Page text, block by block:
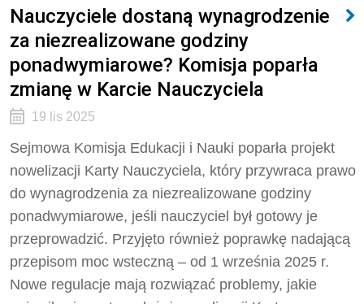
Nauczyciele dostaną wynagrodzenie
za niezrealizowane godziny
ponadwymiarowe? Komisja poparła
zmianę w Karcie Nauczyciela
19 lis 2025
Sejmowa Komisja Edukacji i Nauki poparła projekt
nowelizacji Karty Nauczyciela, który przywraca prawo
do wynagrodzenia za niezrealizowane godziny
ponadwymiarowe, jeśli nauczyciel był gotowy je
przeprowadzić. Przyjęto również poprawkę nadającą
przepisom moc wsteczną – od 1 września 2025 r.
Nowe regulacje mają rozwiązać problemy, jakie